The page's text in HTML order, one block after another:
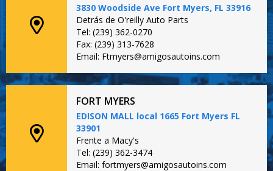
3830 Woodside Ave Fort Myers, FL 33916
Detrás de O'reilly Auto Parts
Tel: (239) 362-0270
Fax: (239) 313-7628
Email: Ftmyers@amigosautoins.com
FORT MYERS
EDISON MALL local 1665 Fort Myers FL
33901
Frente a Macy's
Tel: (239) 362-3474
Email: fortmyers@amigosautoins.com